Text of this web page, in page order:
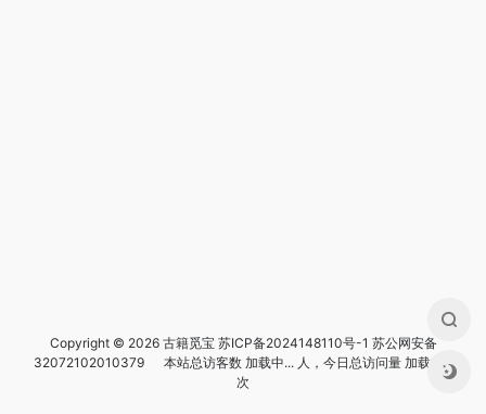
Copyright © 2026 古籍觅宝 苏ICP备2024148110号-1 苏公网安备
32072102010379
本站总访客数 加载中...人，今日总访问量 加载中...
次